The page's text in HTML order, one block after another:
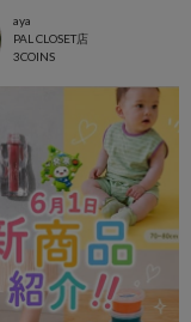
aya
PAL CLOSET店
3COINS